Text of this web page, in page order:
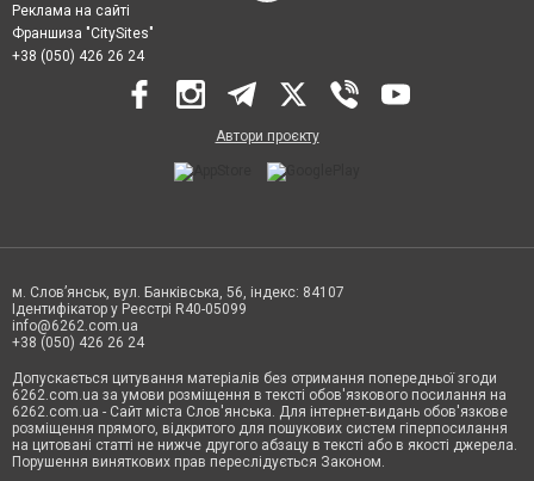
Реклама на сайті
Франшиза "CitySites"
+38 (050) 426 26 24
Автори проєкту
м. Слов’янськ, вул. Банківська, 56, індекс: 84107
Ідентифікатор у Реєстрі R40-05099
info@6262.com.ua
+38 (050) 426 26 24
Допускається цитування матеріалів без отримання попередньої згоди
6262.com.ua за умови розміщення в тексті обов'язкового посилання на
6262.com.ua - Сайт міста Слов'янська. Для інтернет-видань обов'язкове
розміщення прямого, відкритого для пошукових систем гіперпосилання
на цитовані статті не нижче другого абзацу в тексті або в якості джерела.
Порушення виняткових прав переслідується Законом.